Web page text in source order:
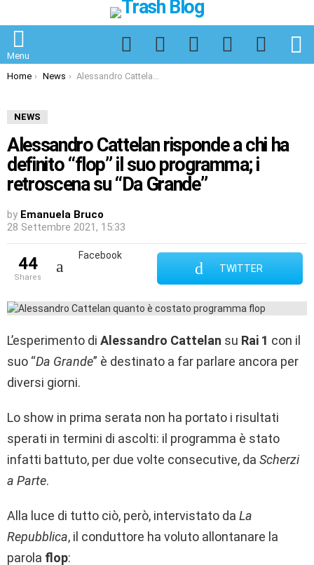
Menu
Facebook
Twitter
Instagram
Spotify
TikTok
You are here:
Home News Alessandro Cattelan risponde a chi ha definito “flop” il suo programma; i retroscena su “Da Grande”
NEWS
Alessandro Cattelan risponde a chi ha
definito “flop” il suo programma; i
retroscena su “Da Grande”
by Emanuela Bruco
28 Settembre 2021, 15:33
44
shares
Facebook
TWITTER
L’esperimento di Alessandro Cattelan su Rai 1 con il
suo “Da Grande” è destinato a far parlare ancora per
diversi giorni.
Lo show in prima serata non ha portato i risultati
sperati in termini di ascolti: il programma è stato
infatti battuto, per due volte consecutive, da Scherzi
a Parte.
Alla luce di tutto ciò, però, intervistato da La
Repubblica, il conduttore ha voluto allontanare la
parola flop: